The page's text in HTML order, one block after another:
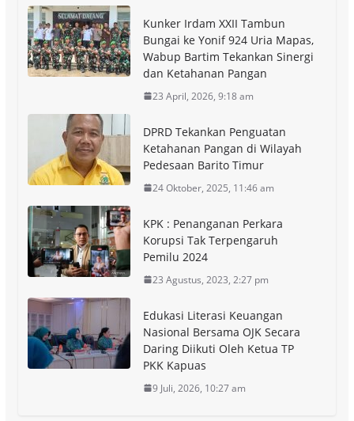
Kunker Irdam XXII Tambun
Bungai ke Yonif 924 Uria Mapas,
Wabup Bartim Tekankan Sinergi
dan Ketahanan Pangan
23 April, 2026, 9:18 am
DPRD Tekankan Penguatan
Ketahanan Pangan di Wilayah
Pedesaan Barito Timur
24 Oktober, 2025, 11:46 am
KPK : Penanganan Perkara
Korupsi Tak Terpengaruh
Pemilu 2024
23 Agustus, 2023, 2:27 pm
Edukasi Literasi Keuangan
Nasional Bersama OJK Secara
Daring Diikuti Oleh Ketua TP
PKK Kapuas
9 Juli, 2026, 10:27 am